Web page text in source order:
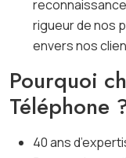
rigueur de nos
envers nos
Pourquoi
Téléphone
40 ans